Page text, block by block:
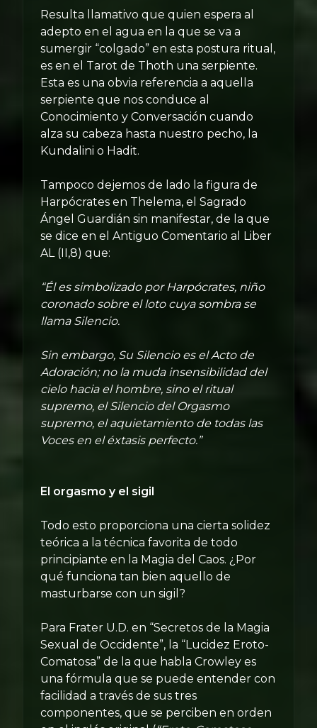
Resulta llamativo que quien espera al
adepto en el agua en la que se va a
sumergir “colgado” en esta postura ritual,
es en el Tarot de Thoth una serpiente.
Esta es una obvia referencia a aquella
serpiente que nos conduce al
Conocimiento y Conversación cuando
alza su cabeza hasta nuestro pecho, la
Kundalini o Hadit.
Tampoco dejemos de lado la figura de
Harpócrates en Thelema, el Sagrado
Ángel Guardián sin manifestar, de la que
se dice en el Antiguo Comentario al Liber
AL (II,8) que:
“Él es simbolizado por Harpócrates, niño
coronado sobre el loto cuya sombra se
llama Silencio.
Sin embargo, Su Silencio es el Acto de
Adoración; no la muda insensibilidad del
cielo hacia el hombre, sino el ritual
supremo, el Silencio del Orgasmo
supremo, el aquietamiento de todas las
Voces en el éxtasis perfecto.”
El orgasmo y el sigil
Todo esto proporciona una cierta solidez
teórica a la técnica favorita de todo
principiante en la Magia del Caos. ¿Por
qué funciona tan bien aquello de
masturbarse con un sigil?
Para Frater U.D. en “Secretos de la Magia
Sexual de Occidente”, la “Lucidez Eroto-
Comatosa” de la que habla Crowley es
una fórmula que se puede entender con
facilidad a través de sus tres
componentes, que se perciben en orden